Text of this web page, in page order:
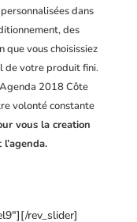
dans
des
que vous choisissiez
de votre produit fini.
2018 Côte
volonté constante
vous la creation
rev_slider]